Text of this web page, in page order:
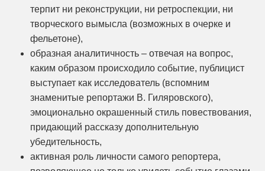
терпит ни реконструкции, ни ретроспекции, ни
творческого вымысла (возможных в очерке и
фельетоне),
образная аналитичность – отвечая на вопрос,
каким образом происходило событие, публицист
выступает как исследователь (вспомним
знаменитые репортажи В. Гиляровского),
эмоционально окрашенный стиль повествования,
придающий рассказу дополнительную
убедительность,
активная роль личности самого репортера,